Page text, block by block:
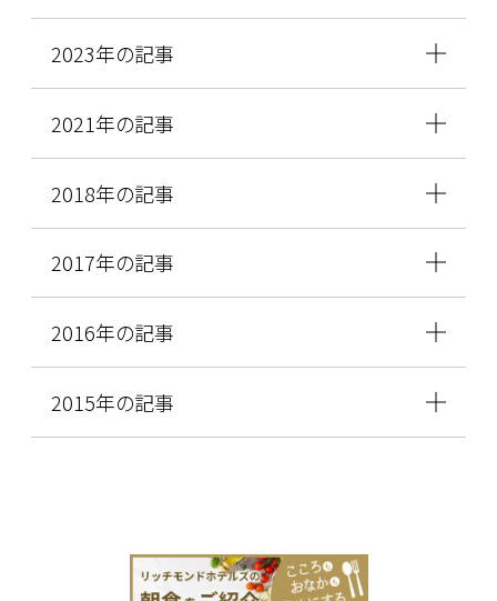
2023年の記事
2021年の記事
2018年の記事
2017年の記事
2016年の記事
2015年の記事